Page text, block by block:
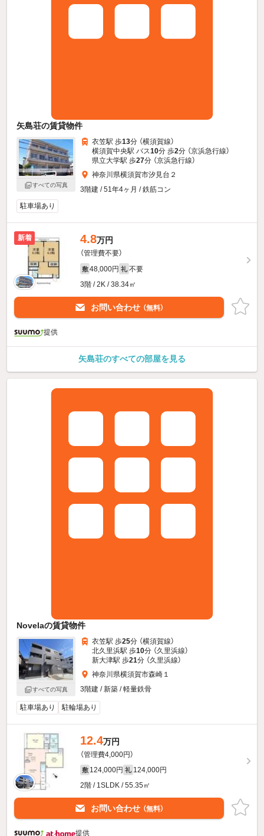
矢島荘の賃貸物件
すべての写真
衣笠駅 歩13分 （横須賀線）
横須賀中央駅 バス10分 歩2分 （京浜急行線）
県立大学駅 歩27分 （京浜急行線）
神奈川県横須賀市汐見台２
3階建 / 51年4ヶ月 / 鉄筋コン
駐車場あり
新着 4.8万円
（管理費不要）
敷 48,000円 礼 不要
3階 / 2K / 38.34㎡
お問い合わせ （無料）
提供
矢島荘のすべての部屋を見る
Novelaの賃貸物件
すべての写真
衣笠駅 歩25分 （横須賀線）
北久里浜駅 歩10分 （久里浜線）
新大津駅 歩21分 （久里浜線）
神奈川県横須賀市森崎１
3階建 / 新築 / 軽量鉄骨
駐車場あり 駐輪場あり
12.4万円
（管理費4,000円）
敷 124,000円 礼 124,000円
2階 / 1SLDK / 55.35㎡
お問い合わせ （無料）
提供